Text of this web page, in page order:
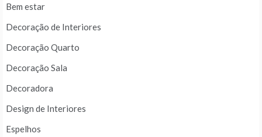
Bem estar
Decoração de Interiores
Decoração Quarto
Decoração Sala
Decoradora
Design de Interiores
Espelhos